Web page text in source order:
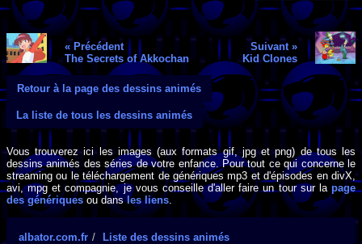
« Précédent
The Secrets of Akkochan
Suivant »
Kid Clones
Retour à la page des dessins animés
La liste de tous les dessins animés
Vous trouverez ici les images (aux formats gif, jpg et png) de tous les
dessins animés des séries de votre enfance. Pour tout ce qui concerne le
streaming ou le téléchargement de génériques mp3 et d'épisodes en divX,
avi, mpg et compagnie, je vous conseille d'aller faire un tour sur la page
des génériques ou dansles liens.
albator.com.fr Liste des dessins animés